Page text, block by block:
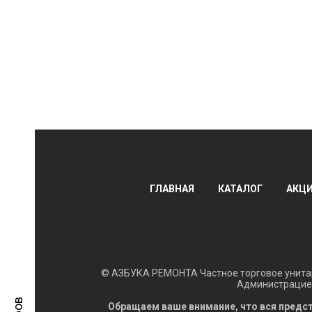
ГЛАВНАЯ КАТАЛОГ
© АЗБУКА РЕМОНТА Частное торговое
Обращаем ваше внимание, что вся